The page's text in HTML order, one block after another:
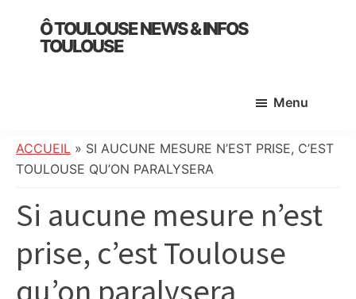
primary
Ô TOULOUSE NEWS & INFOS
TOULOUSE
:
info
société,
culture,
politique,
faits
Menu
ACCUEIL » SI AUCUNE MESURE N’EST PRISE, C’EST
TOULOUSE QU’ON PARALYSERA
Si aucune mesure n’est
prise, c’est Toulouse
qu’on paralysera